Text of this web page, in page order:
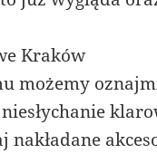
Kraków
możemy
nakładane